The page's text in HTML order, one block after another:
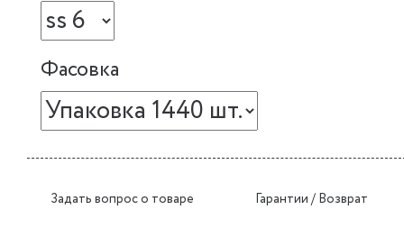
Фасовка
Задать вопрос о товаре Гарантии / Возврат